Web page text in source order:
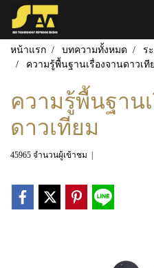
หน้าแรก บทความทั้งหมด
ร
ความรู้พื้นฐานเรื่องจานดาวเที
ความรู้พื้นฐาน
ดาวเทียม
45965 จำนวนผู้เข้าชม